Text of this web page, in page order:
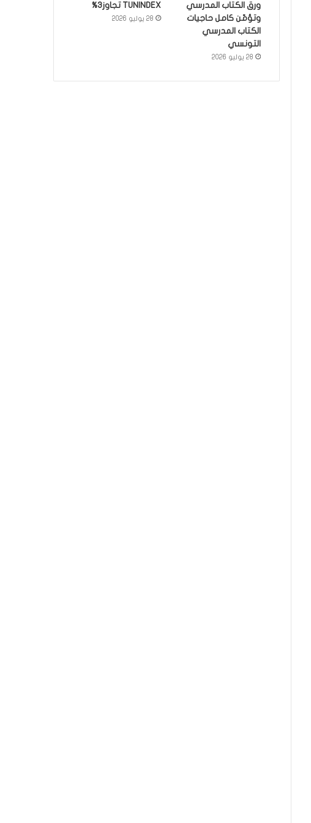
ورق الكتاب المدرسي
وتؤمّن كامل حاجيات
الكتاب المدرسي
التونسي
28 يوليو 2026
TUNINDEX تجاوز3%
28 يوليو 2026